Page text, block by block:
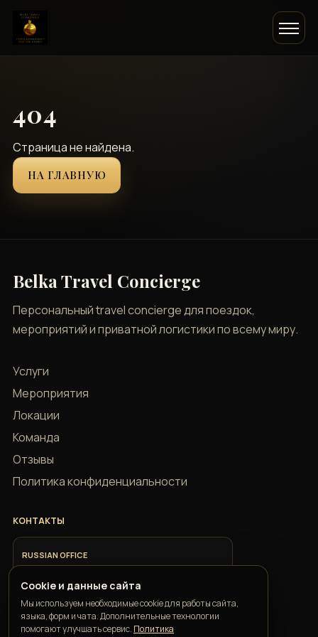
404
Страница не найдена.
НА ГЛАВНУЮ
Belka Travel Concierge
Персональный travel concierge для поездок,
мероприятий и приватной логистики по всему миру.
Услуги
Мероприятия
Локации
Команда
Отзывы
Политика конфиденциальности
КОНТАКТЫ
RUSSIAN OFFICE
+7 918 685 9883
ITALIAN OFFICE
+39 351 352 1163
Cookie и данные сайта
Мы используем необходимые cookie для работы сайта,
языка, форм и чата. Дополнительные технологии
помогают улучшать сервис. Политика